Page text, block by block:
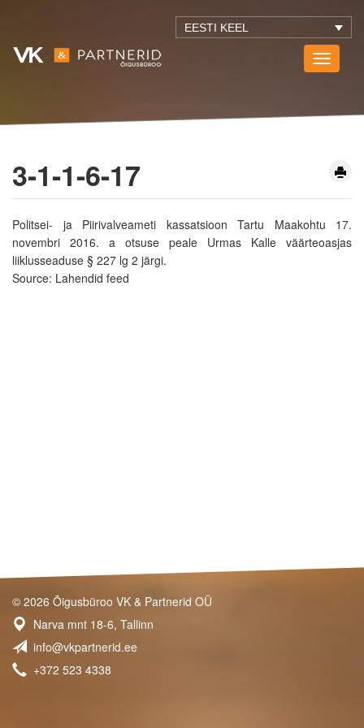
EESTI KEEL
Toggle
3-1-1-6-17
Politsei- ja Piirivalveameti kassatsioon Tartu Maakohtu 17.
novembri 2016. a otsuse peale Urmas Kalle väärteoasjas
liiklusseaduse § 227 lg 2 järgi.
Source: Lahendid feed
© 2026 Õigusbüroo VK & Partnerid OÜ
Narva mnt 18-6, Tallinn
info@vkpartnerid.ee
+372 523 4338